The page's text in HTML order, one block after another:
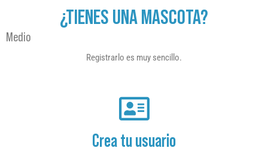
¿TIENES UNA MASCOTA?
Medio
Registrarlo es muy sencillo.
Crea tu usuario